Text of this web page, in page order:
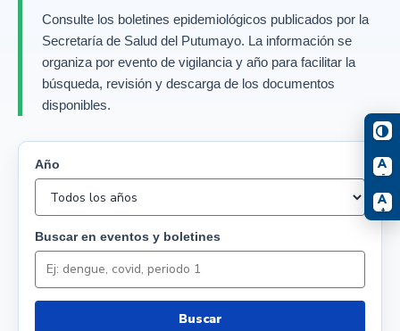
A
-
A
+
Consulte los boletines epidemiológicos publicados por la
Secretaría de Salud del Putumayo. La información se
organiza por evento de vigilancia y año para facilitar la
búsqueda, revisión y descarga de los documentos
disponibles.
Año
Buscar en eventos y boletines
Buscar